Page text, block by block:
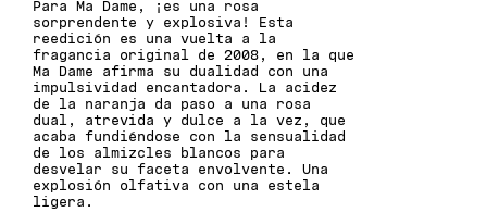
Para Ma Dame, ¡es una rosa
sorprendente y explosiva! Esta
reedición es una vuelta a la
fragancia original de 2008, en la que
Ma Dame afirma su dualidad con una
impulsividad encantadora. La acidez
de la naranja da paso a una rosa
dual, atrevida y dulce a la vez, que
acaba fundiéndose con la sensualidad
de los almizcles blancos para
desvelar su faceta envolvente. Una
explosión olfativa con una estela
ligera.